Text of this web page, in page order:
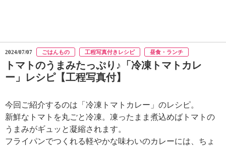
つ
け
よ
H
K
エ
2024/07/07 ごはんもの 工程写真付きレシピ 昼食・ランチ
トマトのうまみたっぷり♪「冷凍トマトカレ
ー」レシピ【工程写真付】
今回ご紹介するのは「冷凍トマトカレー」のレシピ。
新鮮なトマトを丸ごと冷凍。凍ったまま煮込めばトマトの
うまみがギュッと凝縮されます。
フライパンでつくれる軽やかな味わいのカレーには、ちょ